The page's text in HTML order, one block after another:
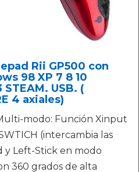
Rii GP500 con
98 XP 7 8 10
USB. (
4 axiales)
modo: Función Xinput
(intercambia las
y Left-Stick en modo
360 grados de alta